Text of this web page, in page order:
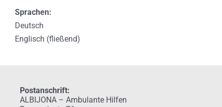
Sprachen:
Deutsch
Englisch (fließend)
Postanschrift:
ALBIJONA – Ambulante Hilfen